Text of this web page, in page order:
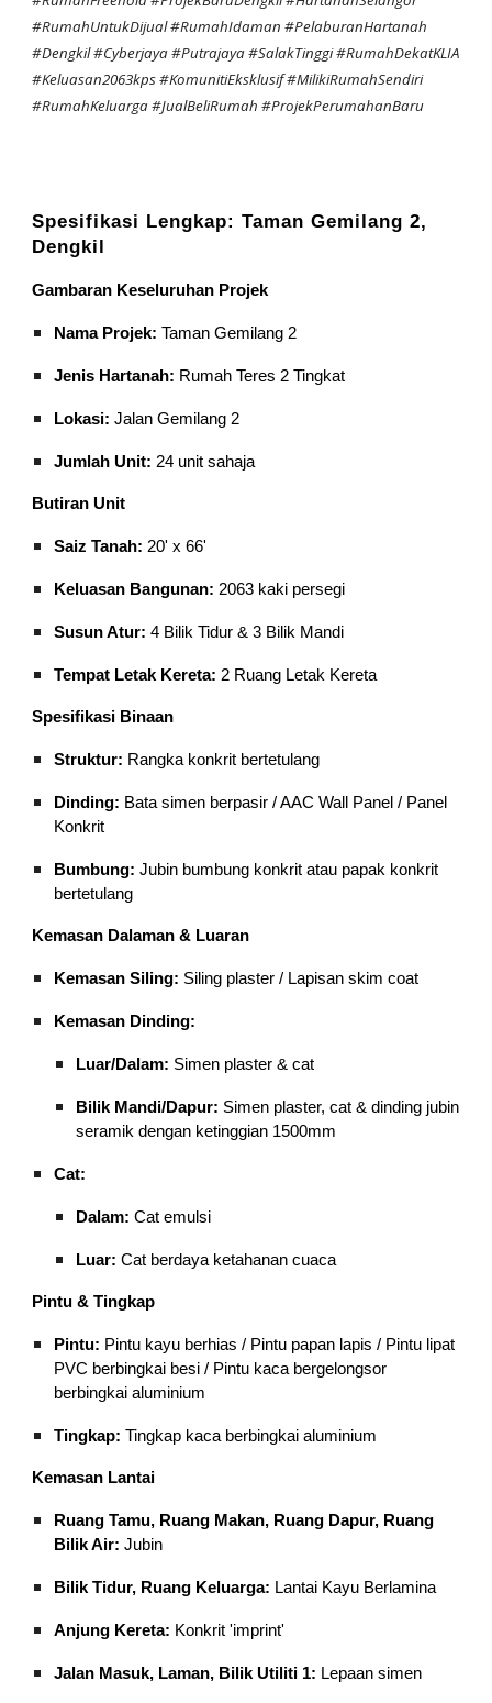
#RumahUntukDijual #RumahIdaman #PelaburanHartanah
#Dengkil #Cyberjaya #Putrajaya #SalakTinggi #RumahDekatKLIA
#Keluasan2063kps #KomunitiEksklusif #MilikiRumahSendiri
#RumahKeluarga #JualBeliRumah #ProjekPerumahanBaru
Spesifikasi Lengkap: Taman Gemilang 2,
Dengkil
Gambaran Keseluruhan Projek
Nama Projek: Taman Gemilang 2
Jenis Hartanah: Rumah Teres 2 Tingkat
Lokasi: Jalan Gemilang 2
Jumlah Unit: 24 unit sahaja
Butiran Unit
Saiz Tanah: 20' x 66'
Keluasan Bangunan: 2063 kaki persegi
Susun Atur: 4 Bilik Tidur & 3 Bilik Mandi
Tempat Letak Kereta: 2 Ruang Letak Kereta
Spesifikasi Binaan
Struktur: Rangka konkrit bertetulang
Dinding: Bata simen berpasir / AAC Wall Panel / Panel
Konkrit
Bumbung: Jubin bumbung konkrit atau papak konkrit
bertetulang
Kemasan Dalaman & Luaran
Kemasan Siling: Siling plaster / Lapisan skim coat
Kemasan Dinding:
Luar/Dalam: Simen plaster & cat
Bilik Mandi/Dapur: Simen plaster, cat & dinding jubin
seramik dengan ketinggian 1500mm
Cat:
Dalam: Cat emulsi
Luar: Cat berdaya ketahanan cuaca
Pintu & Tingkap
Pintu: Pintu kayu berhias / Pintu papan lapis / Pintu lipat
PVC berbingkai besi / Pintu kaca bergelongsor
berbingkai aluminium
Tingkap: Tingkap kaca berbingkai aluminium
Kemasan Lantai
Ruang Tamu, Ruang Makan, Ruang Dapur, Ruang
Bilik Air: Jubin
Bilik Tidur, Ruang Keluarga: Lantai Kayu Berlamina
Anjung Kereta: Konkrit 'imprint'
Jalan Masuk, Laman, Bilik Utiliti 1: Lepaan simen